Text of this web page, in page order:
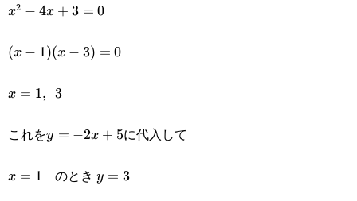
x^2-
x2 − 4x + 3 = 0
(x-1)
(x − 1)(x − 3) = 0
x=1,\enspace
x = 1, 3
これをy=-2x+5
y = −2x + 5に代入して
x=1
x = 1 のとき y=3
y = 3